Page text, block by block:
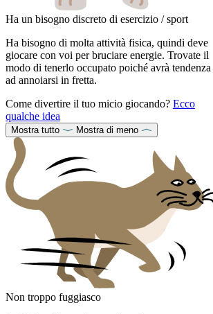
Ha un bisogno discreto di esercizio / sport
Ha bisogno di molta attività fisica, quindi deve
giocare con voi per bruciare energie. Trovate il
modo di tenerlo occupato poiché avrà tendenza
ad annoiarsi in fretta.
Come divertire il tuo micio giocando? Ecco
qualche idea
Mostra tutto Mostra di meno
Non troppo fuggiasco